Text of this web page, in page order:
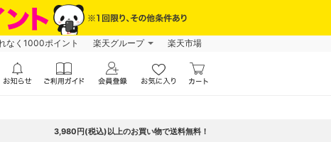
なく1000ポイント 楽天グループ 楽天市場
3,980円(税込)以上のお買い物で送料無料！